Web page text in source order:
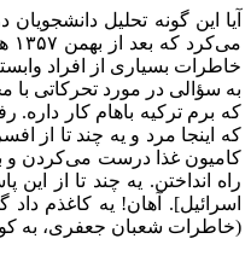
به سؤالی در مورد تحرکاتی با
که برم ترکیه باهام کار
که اینجا مرد و یه چند تا از
کامیون غذا درست می‌کردن و
راه انداختن. یه چند تا از
اسرائیل]. آهان! یه کاغذم
(خاطرات شعبان جعفری، به کوشش